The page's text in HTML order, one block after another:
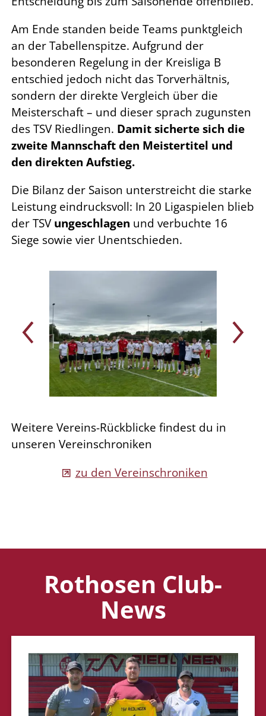
Am Ende standen beide Teams punktgleich
an der Tabellenspitze. Aufgrund der
besonderen Regelung in der Kreisliga B
entschied jedoch nicht das Torverhältnis,
sondern der direkte Vergleich über die
Meisterschaft – und dieser sprach zugunsten
des TSV Riedlingen. Damit sicherte sich die
zweite Mannschaft den Meistertitel und
den direkten Aufstieg.
Die Bilanz der Saison unterstreicht die starke
Leistung eindrucksvoll: In 20 Ligaspielen blieb
der TSVungeschlagen und verbuchte 16
Siege sowie vier Unentschieden.
Weitere Vereins-Rückblicke findest du in
unseren Vereinschroniken
zu den Vereinschroniken
Rothosen Club-
News